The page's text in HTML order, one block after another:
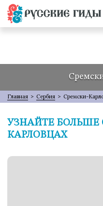
Главная > Сербия > Сремски-
УЗНАЙТЕ БОЛЬШЕ
КАРЛОВЦАХ